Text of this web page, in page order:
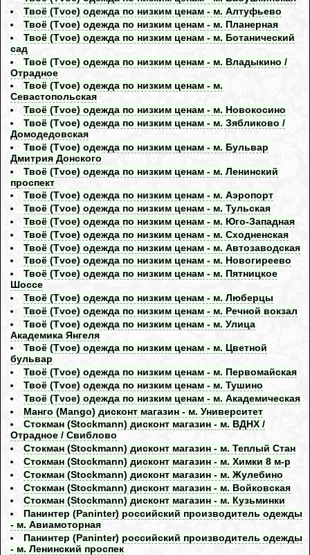
Твоё (Tvoe) одежда по низким ценам - м. Алтуфьево
Твоё (Tvoe) одежда по низким ценам - м. Планерная
Твоё (Tvoe) одежда по низким ценам - м. Ботанический
сад
Твоё (Tvoe) одежда по низким ценам - м. Владыкино /
Отрадное
Твоё (Tvoe) одежда по низким ценам - м.
Севастопольская
Твоё (Tvoe) одежда по низким ценам - м. Новокосино
Твоё (Tvoe) одежда по низким ценам - м. Зябликово /
Домодедовская
Твоё (Tvoe) одежда по низким ценам - м. Бульвар
Дмитрия Донского
Твоё (Tvoe) одежда по низким ценам - м. Ленинский
проспект
Твоё (Tvoe) одежда по низким ценам - м. Аэропорт
Твоё (Tvoe) одежда по низким ценам - м. Тульская
Твоё (Tvoe) одежда по низким ценам - м. Юго-Западная
Твоё (Tvoe) одежда по низким ценам - м. Сходненская
Твоё (Tvoe) одежда по низким ценам - м. Автозаводская
Твоё (Tvoe) одежда по низким ценам - м. Новогиреево
Твоё (Tvoe) одежда по низким ценам - м. Пятницкое
Шоссе
Твоё (Tvoe) одежда по низким ценам - м. Люберцы
Твоё (Tvoe) одежда по низким ценам - м. Речной вокзал
Твоё (Tvoe) одежда по низким ценам - м. Улица
Академика Янгеля
Твоё (Tvoe) одежда по низким ценам - м. Цветной
бульвар
Твоё (Tvoe) одежда по низким ценам - м. Первомайская
Твоё (Tvoe) одежда по низким ценам - м. Тушино
Твоё (Tvoe) одежда по низким ценам - м. Академическая
Манго (Mango) дисконт магазин - м. Университет
Стокман (Stockmann) дисконт магазин - м. ВДНХ /
Отрадное / Свиблово
Стокман (Stockmann) дисконт магазин - м. Теплый Стан
Стокман (Stockmann) дисконт магазин - м. Химки 8 м-р
Стокман (Stockmann) дисконт магазин - м. Жулебино
Стокман (Stockmann) дисконт магазин - м. Войковская
Стокман (Stockmann) дисконт магазин - м. Кузьминки
Панинтер (Paninter) российский производитель одежды
- м. Авиамоторная
Панинтер (Paninter) российский производитель одежды
- м. Ленинский проспек